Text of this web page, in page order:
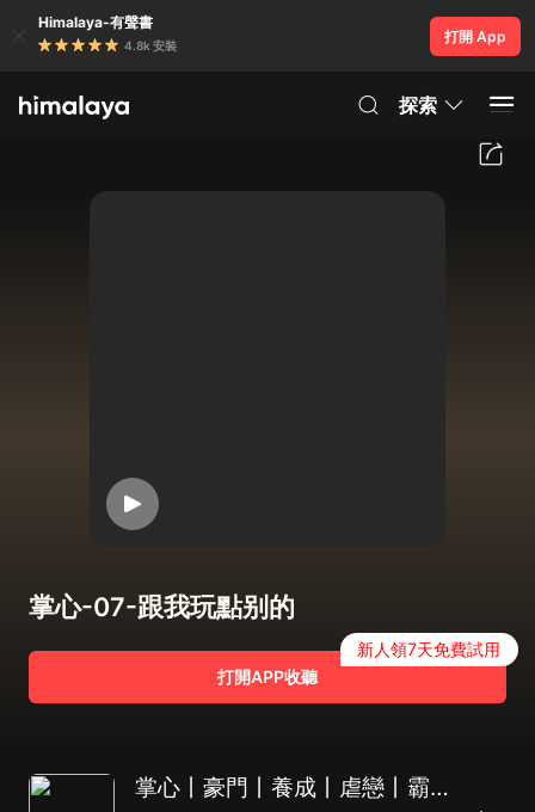
Himalaya-有聲書
4.8k 安裝
打開 App
探索
掌心-07-跟我玩點别的
打開APP收聽
新人領7天免費試用
掌心丨豪門丨養成丨虐戀丨霸總丨多人演播劇